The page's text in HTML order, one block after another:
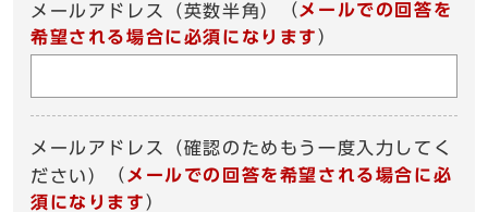
メールアドレス（英数半角） （ メールでの回答を
希望される場合に必須になります ）
メールアドレス（確認のためもう一度入力してく
ださい）
（ メールでの回答を希望される場合に必
須になります ）